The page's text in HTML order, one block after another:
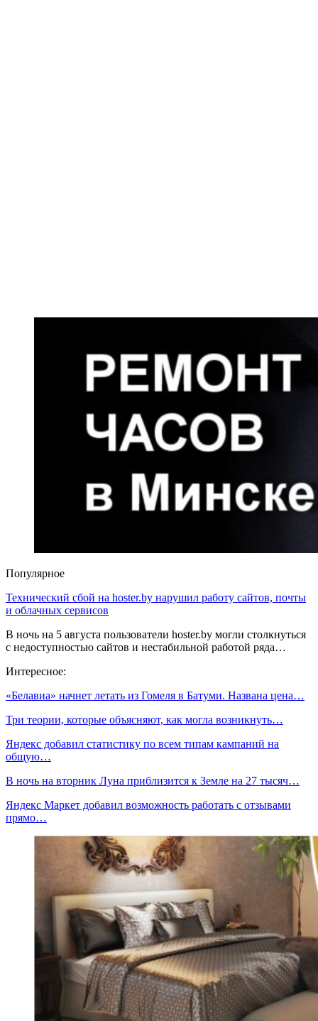
Популярное
Технический сбой на hoster.by нарушил работу сайтов, почты
и облачных сервисов
В ночь на 5 августа пользователи hoster.by могли столкнуться
с недоступностью сайтов и нестабильной работой ряда…
Интересное:
«Белавиа» начнет летать из Гомеля в Батуми. Названа цена…
Три теории, которые объясняют, как могла возникнуть…
Яндекс добавил статистику по всем типам кампаний на
общую…
В ночь на вторник Луна приблизится к Земле на 27 тысяч…
Яндекс Маркет добавил возможность работать с отзывами
прямо…